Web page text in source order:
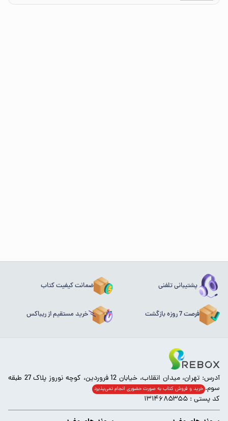
پشتیبانی تلفنی ضمانت کیفیت کتاب
فرصت 7 روزه بازگشت خرید مستقیم از ریباکس
آدرس: تهران، میدان انقلاب، خیابان 12 فروردین، کوچه نوروز پلاک 27 طبقه
سوم. خرید و فروش کتاب به صورت حضوری انجام‌ نمی‌پذیرد
کد پستی : ۱۳۱۴۶۸۵۳۵۵